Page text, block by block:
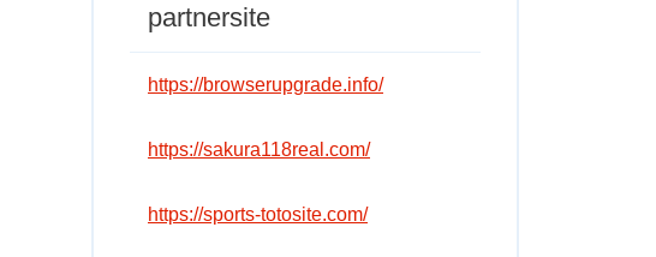
partnersite
https://browserupgrade.info/
https://sakura118real.com/
https://sports-totosite.com/